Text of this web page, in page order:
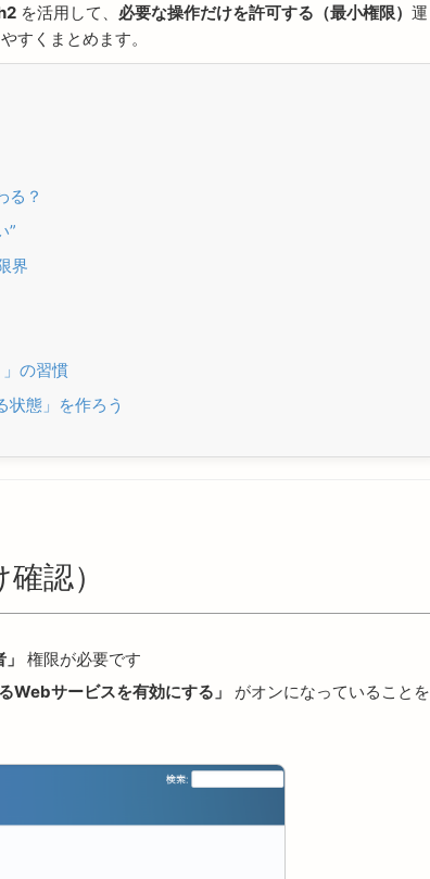
を活用して、 必要な操作だけを許可する（最小権限） 運
すくまとめます。
る？
”
界
の習慣
状態」を作ろう
認）
権限が必要です
Webサービスを有効にする」
がオンになっていることを